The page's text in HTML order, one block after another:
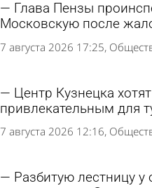
Глава Пензы
Московскую после
7 августа 2026 17:25
Центр Кузнецка
привлекательным для
7 августа 2026 12:16
Разбитую лестницу у